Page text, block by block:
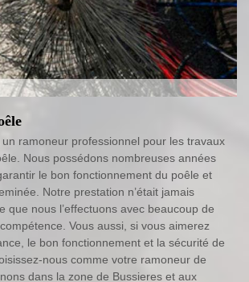
ramoneur professionnel pour les travaux
Nous possédons nombreuses années
le bon fonctionnement du poêle et
Notre prestation n’était jamais
que nous l’effectuons avec beaucoup de
Vous aussi, si vous aimerez
le bon fonctionnement et la sécurité de
nous comme votre ramoneur de
dans la zone de Bussieres et aux